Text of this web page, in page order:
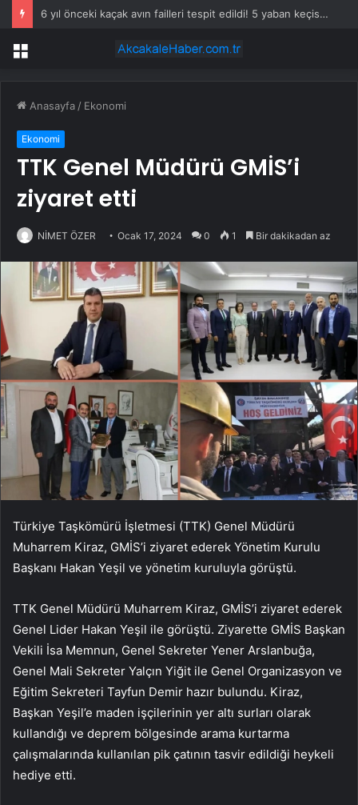
6 yıl önceki kaçak avın failleri tespit edildi! 5 yaban keçisi için ceza uygulandı
Menü
Anasayfa / Ekonomi
Ekonomi
TTK Genel Müdürü GMİS’i
ziyaret etti
NİMET ÖZER Ocak 17, 2024 0 1 Bir dakikadan az
Türkiye Taşkömürü İşletmesi (TTK) Genel Müdürü
Muharrem Kiraz, GMİS’i ziyaret ederek Yönetim Kurulu
Başkanı Hakan Yeşil ve yönetim kuruluyla görüştü.
TTK Genel Müdürü Muharrem Kiraz, GMİS’i ziyaret ederek
Genel Lider Hakan Yeşil ile görüştü. Ziyarette GMİS Başkan
Vekili İsa Memnun, Genel Sekreter Yener Arslanbuğa,
Genel Mali Sekreter Yalçın Yiğit ile Genel Organizasyon ve
Eğitim Sekreteri Tayfun Demir hazır bulundu. Kiraz,
Başkan Yeşil’e maden işçilerinin yer altı surları olarak
kullandığı ve deprem bölgesinde arama kurtarma
çalışmalarında kullanılan pik çatının tasvir edildiği heykeli
hediye etti.